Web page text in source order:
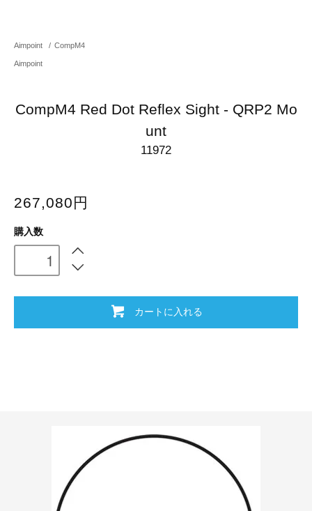
Aimpoint / CompM4
Aimpoint
CompM4 Red Dot Reflex Sight - QRP2 Mo
unt
11972
267,080円
購入数
カートに入れる